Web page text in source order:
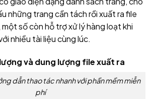
những trang cần tách rồi xuất ra file
số còn hỗ trợ xử lý hàng loạt khi
nhiều tài liệu cùng lúc.
và dung lượng file xuất ra
dẫn thao tác nhanh với phần mềm miễn
phí